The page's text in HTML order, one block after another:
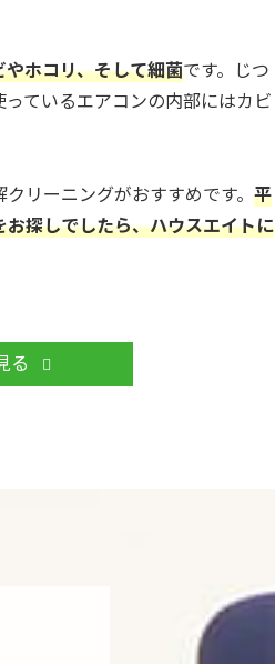
ホコリ、そして細菌です。じつ
ているエアコンの内部にはカビ
リーニングがおすすめです。 平
探しでしたら、ハウスエイトに
る